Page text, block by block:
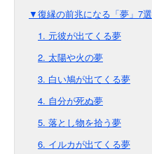
▼復縁の前兆になる「夢」7選
1. 元彼が出てくる夢
2. 太陽や火の夢
3. 白い鳩が出てくる夢
4. 自分が死ぬ夢
5. 落とし物を拾う夢
6. イルカが出てくる夢